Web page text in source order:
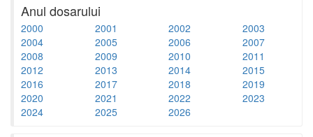
Anul dosarului
2000 2001 2002
2003
2004
2005 2006
2007
2008
2009 2010
2011
2012
2013 2014
2015
2016
2017 2018
2019
2020
2021 2022
2023
2024
2025 2026